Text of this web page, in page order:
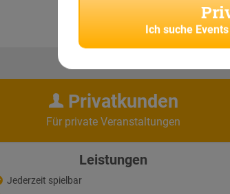
Privatkunden
Für private Veranstaltungen
Leistungen
Jederzeit spielbar
Ich suche